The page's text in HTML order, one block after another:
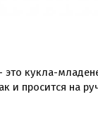
кукла-
и просится на